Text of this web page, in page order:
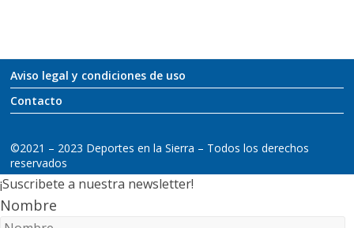
Aviso legal y condiciones de uso
Contacto
©2021 – 2023 Deportes en la Sierra – Todos los derechos
reservados
¡Suscribete a nuestra newsletter!
Nombre